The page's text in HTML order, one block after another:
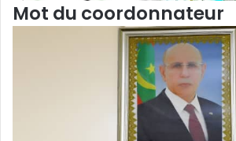
Mot du coordonnateur